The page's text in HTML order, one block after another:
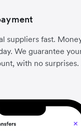
suppliers fast.
We guarantee
with no surprises.